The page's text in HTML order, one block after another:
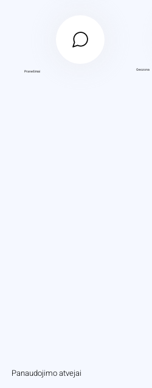
Pranešimai
Geozona
Panaudojimo atvejai